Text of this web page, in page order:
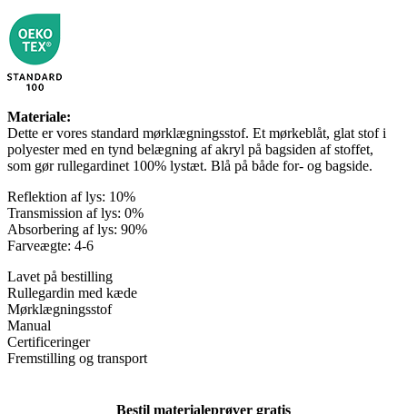
Materiale:
Dette er vores standard mørklægningsstof. Et mørkeblåt, glat stof i
polyester med en tynd belægning af akryl på bagsiden af ​​stoffet,
som gør rullegardinet 100% lystæt. Blå på både for- og bagside.
Reflektion af lys: 10%
Transmission af lys: 0%
Absorbering af lys: 90%
Farveægte: 4-6
Lavet på bestilling
Rullegardin med kæde
Mørklægningsstof
Manual
Certificeringer
Fremstilling og transport
Bestil materialeprøver gratis